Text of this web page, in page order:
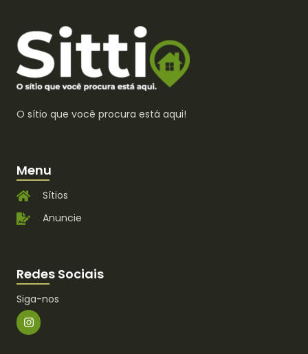
O sítio que você procura está aqui!
Menu
Sítios
Anuncie
Redes Sociais
Siga-nos